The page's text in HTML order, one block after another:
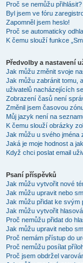
Proč se nemůžu přihlásit?
Byl jsem ve fóru
Zapomněl jsem heslo!
Proč se automaticky
K čemu slouží funkce
Předvolby a nastavení
Jak můžu změnit svoje
Jak můžu zabránit tomu,
uživatelů nacházejících
Zobrazení časů není
Změnil jsem časovou
Můj jazyk není na
K čemu slouží obrázky
Jak můžu u svého jména
Jaká je moje hodnost a
Když chci poslat email
Psaní příspěvků
Jak můžu vytvořit nové
Jak můžu upravit nebo
Jak můžu přidat ke svým
Jak můžu vytvořit
Proč nemůžu přidat do
Jak můžu upravit nebo
Proč nemám přístup do
Proč nemůžu posílat
Proč jsem obdržel